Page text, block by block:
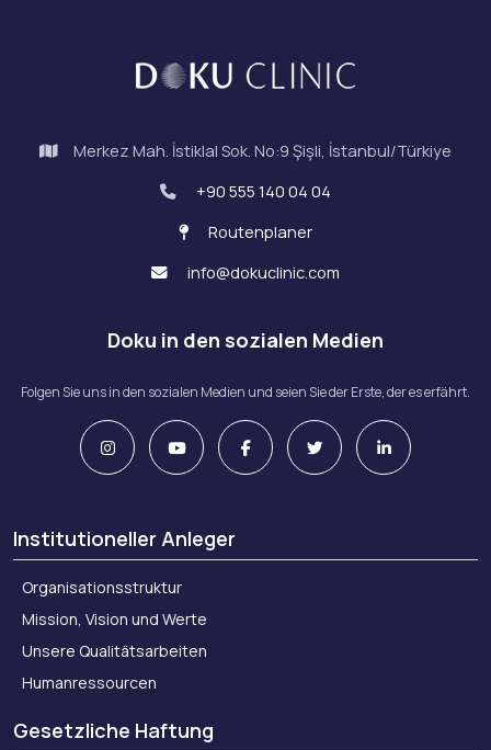
Merkez Mah. İstiklal Sok. No:9 Şişli, İstanbul/Türkiye
+90 555 140 04 04
Routenplaner
info@dokuclinic.com
Doku in den sozialen Medien
Folgen Sie uns in den sozialen Medien und seien Sie der Erste, der es erfährt.
Institutioneller Anleger
Organisationsstruktur
Mission, Vision und Werte
Unsere Qualitätsarbeiten
Humanressourcen
Gesetzliche Haftung